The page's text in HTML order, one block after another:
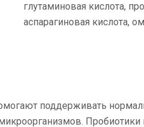
глутаминовая кислота,
аспарагиновая кислота,
поддерживать
Пробиотики